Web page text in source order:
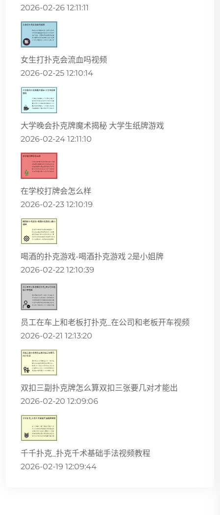
2026-02-26 12:11:11
女生打扑克会流血吗视频
2026-02-25 12:10:14
大学晚会扑克牌魔术揭秘 大学生纸牌游戏
2026-02-24 12:11:10
在学校打牌会怎么样
2026-02-23 12:10:19
喝酒的扑克游戏-喝酒扑克游戏 2是小姐牌
2026-02-22 12:10:39
员工在车上和老板打扑克_在公司和老板开车视频
2026-02-21 12:13:20
双扣三副扑克牌怎么算双扣三张要几对才能出
2026-02-20 12:09:06
千千扑克_扑克千术基础手法视频教程
2026-02-19 12:09:44